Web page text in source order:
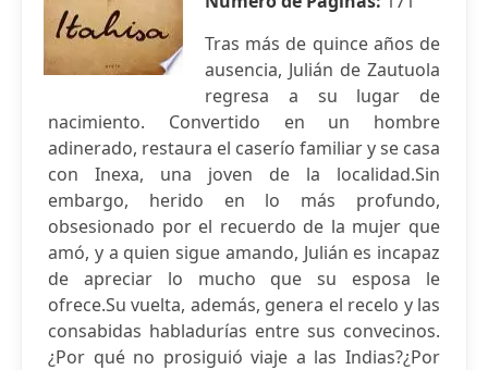
Tras más de quince años de
ausencia, Julián de Zautuola
regresa a su lugar de
nacimiento. Convertido en un hombre
adinerado, restaura el caserío familiar y se casa
con Inexa, una joven de la localidad.Sin
embargo, herido en lo más profundo,
obsesionado por el recuerdo de la mujer que
amó, y a quien sigue amando, Julián es incapaz
de apreciar lo mucho que su esposa le
ofrece.Su vuelta, además, genera el recelo y las
consabidas habladurías entre sus convecinos.
¿Por qué no prosiguió viaje a las Indias?¿Por